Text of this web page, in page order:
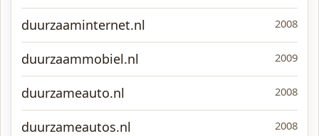
duurzaaminternet.nl 2008
duurzaammobiel.nl 2009
duurzameauto.nl 2008
duurzameautos.nl 2008